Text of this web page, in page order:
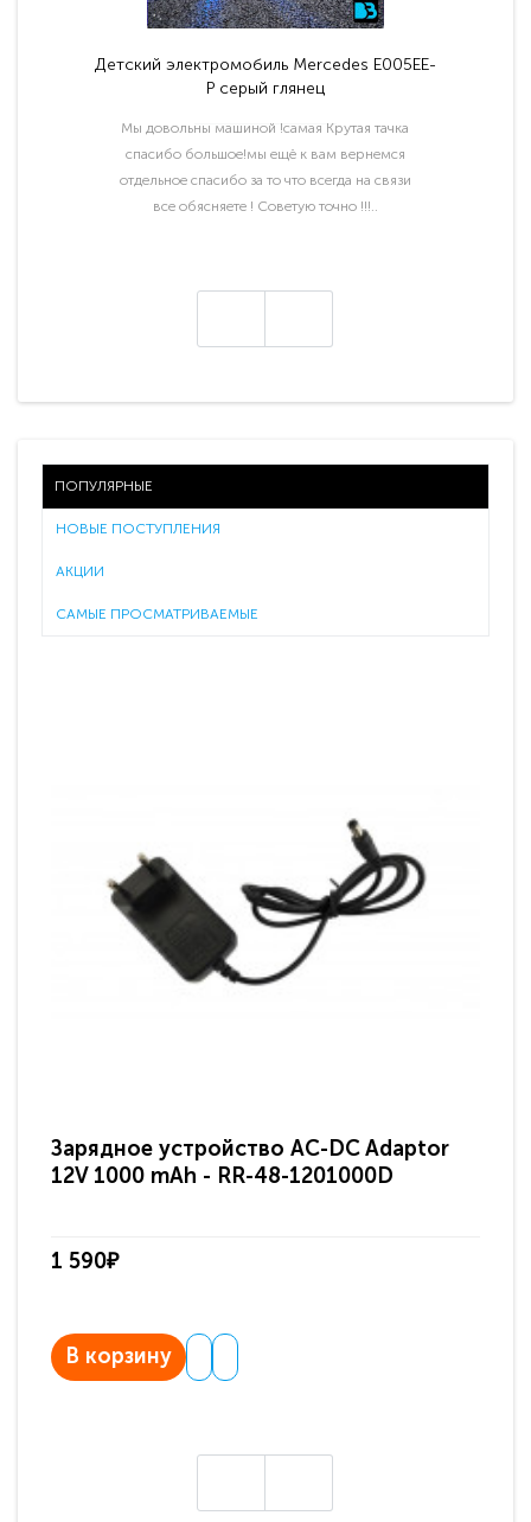
Детский электромобиль Mercedes E005EE-
P серый глянец
Мы довольны машиной !самая Крутая тачка
спасибо большое!мы ещё к вам вернемся
отдельное спасибо за то что всегда на связи
все обясняете ! Советую точно !!!..
ПОПУЛЯРНЫЕ
НОВЫЕ ПОСТУПЛЕНИЯ
АКЦИИ
САМЫЕ ПРОСМАТРИВАЕМЫЕ
Зарядное устройство AC-DC Adaptor
12V 1000 mAh - RR-48-1201000D
1 590₽
В корзину